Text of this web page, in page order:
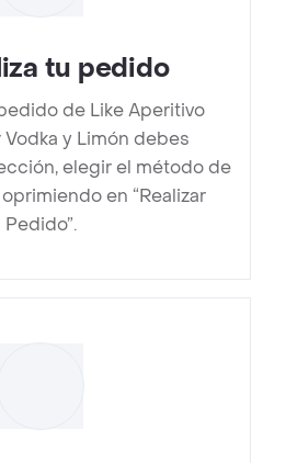
tu pedido
de Like Aperitivo
y Limón debes
elegir el método de
en “Realizar
Pedido”.